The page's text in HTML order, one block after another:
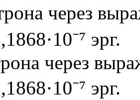
через
эрг.
через
эрг.